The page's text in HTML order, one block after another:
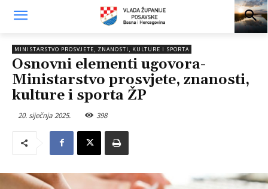
MINISTARSTVO PROSVJETE, ZNANOSTI, KULTURE I SPORTA
Osnovni elementi ugovora-
Ministarstvo prosvjete, znanosti,
kulture i sporta ŽP
20. siječnja 2025. 398